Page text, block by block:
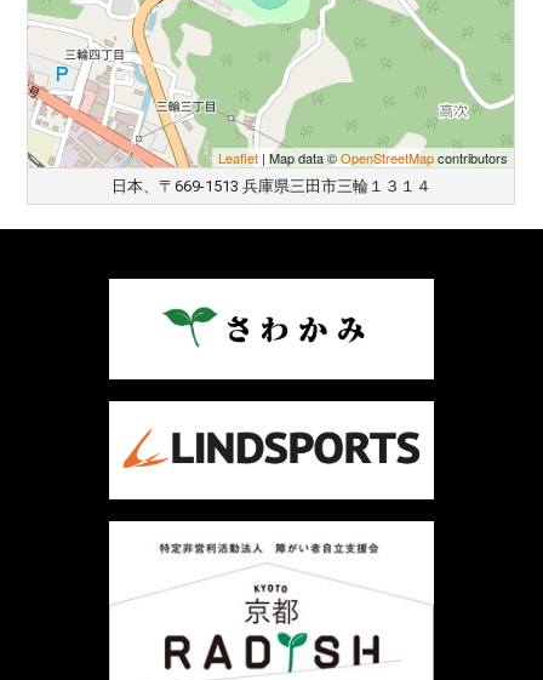
Leaflet | Map data ©OpenStreetMapcontributors
日本、〒669-1513 兵庫県三田市三輪１３１４